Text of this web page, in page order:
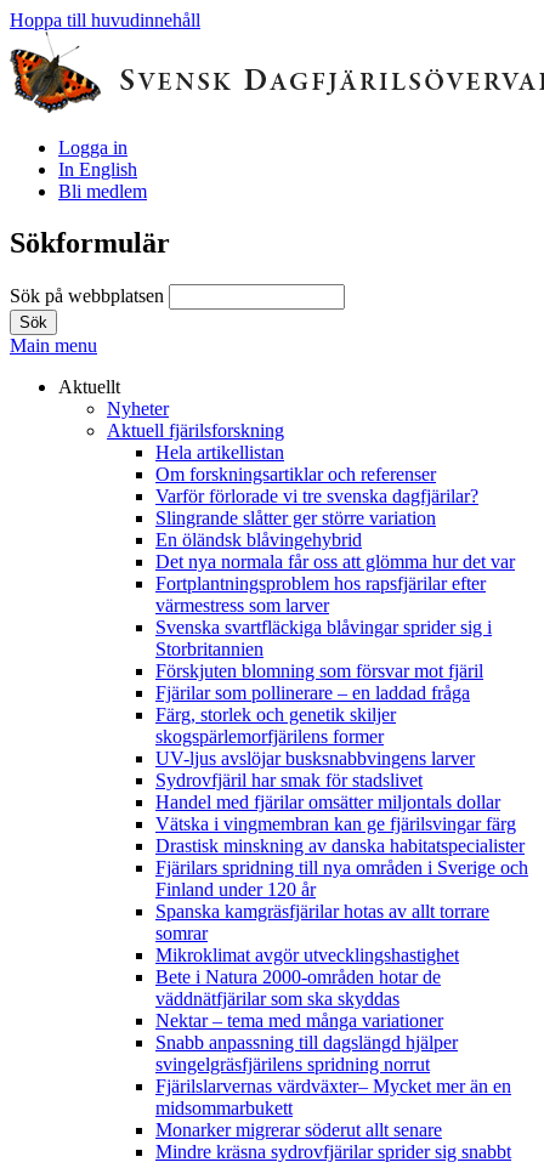
Hoppa till huvudinnehåll
Logga in
In English
Bli medlem
Sökformulär
Sök på webbplatsen
Main menu
Aktuellt
Nyheter
Aktuell fjärilsforskning
Hela artikellistan
Om forskningsartiklar och referenser
Varför förlorade vi tre svenska dagfjärilar?
Slingrande slåtter ger större variation
En öländsk blåvingehybrid
Det nya normala får oss att glömma hur det var
Fortplantningsproblem hos rapsfjärilar efter
värmestress som larver
Svenska svartfläckiga blåvingar sprider sig i
Storbritannien
Förskjuten blomning som försvar mot fjäril
Fjärilar som pollinerare – en laddad fråga
Färg, storlek och genetik skiljer
skogspärlemorfjärilens former
UV-ljus avslöjar busksnabbvingens larver
Sydrovfjäril har smak för stadslivet
Handel med fjärilar omsätter miljontals dollar
Vätska i vingmembran kan ge fjärilsvingar färg
Drastisk minskning av danska habitatspecialister
Fjärilars spridning till nya områden i Sverige och
Finland under 120 år
Spanska kamgräsfjärilar hotas av allt torrare
somrar
Mikroklimat avgör utvecklingshastighet
Bete i Natura 2000-områden hotar de
väddnätfjärilar som ska skyddas
Nektar – tema med många variationer
Snabb anpassning till dagslängd hjälper
svingelgräsfjärilens spridning norrut
Fjärilslarvernas värdväxter– Mycket mer än en
midsommarbukett
Monarker migrerar söderut allt senare
Mindre kräsna sydrovfjärilar sprider sig snabbt